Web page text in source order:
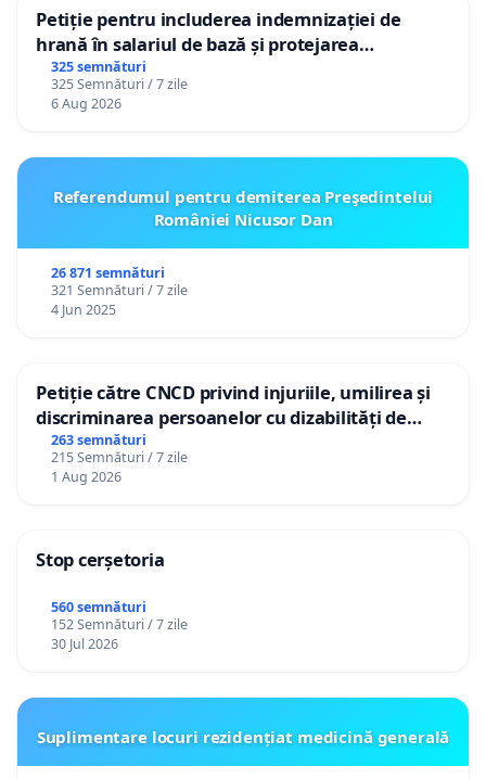
Petiție pentru includerea indemnizației de
hrană în salariul de bază și protejarea
gradațiilor de vechime pentru asistenții
personali
325 semnături
325 Semnături / 7 zile
6 Aug 2026
Referendumul pentru demiterea Preşedintelui
României Nicusor Dan
26 871 semnături
321 Semnături / 7 zile
4 Jun 2025
Petiție către CNCD privind injuriile, umilirea și
discriminarea persoanelor cu dizabilități de
către utilizatorul TikTok „Gorici”
263 semnături
215 Semnături / 7 zile
1 Aug 2026
Stop cerșetoria
560 semnături
152 Semnături / 7 zile
30 Jul 2026
Suplimentare locuri rezidențiat medicină generală